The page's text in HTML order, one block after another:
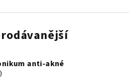
anti-akné